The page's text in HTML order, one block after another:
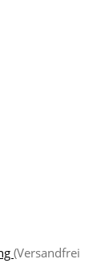
(Versandfrei